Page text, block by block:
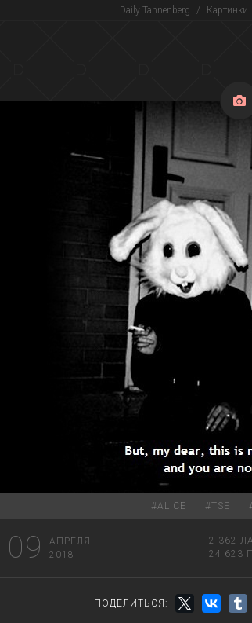
Daily Tannenberg / Картинки
#ALICE #TSE
09
АПРЕЛЯ
2018
2 362
24 623
ПОДЕЛИТЬСЯ: